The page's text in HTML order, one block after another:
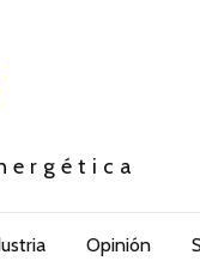
Opinión